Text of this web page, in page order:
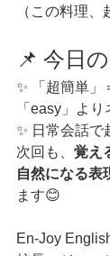
（この料理、
📌 今日
✨ 「超簡単」
「easy」よ
✨ 日常会話で
次回も、 覚え
自然になる表
ます😊
En-Joy